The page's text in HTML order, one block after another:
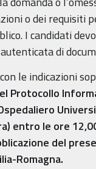
o dei requisiti
I candidati
di
le indicazioni
Protocollo
entro le ore
del
Romagna.